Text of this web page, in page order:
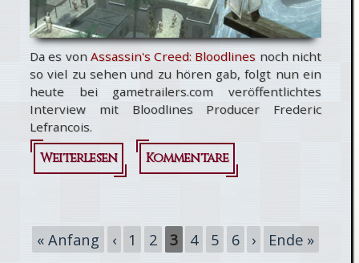
Da es von Assassin's Creed: Bloodlines noch nicht
so viel zu sehen und zu hören gab, folgt nun ein
heute bei gametrailers.com veröffentlichtes
Interview mit Bloodlines Producer Frederic
Lefrancois.
Weiterlesen
über
Bloodlines
Kommentare
Seiten
« Anfang ‹ 1 2 3 4 5 6 › Ende »